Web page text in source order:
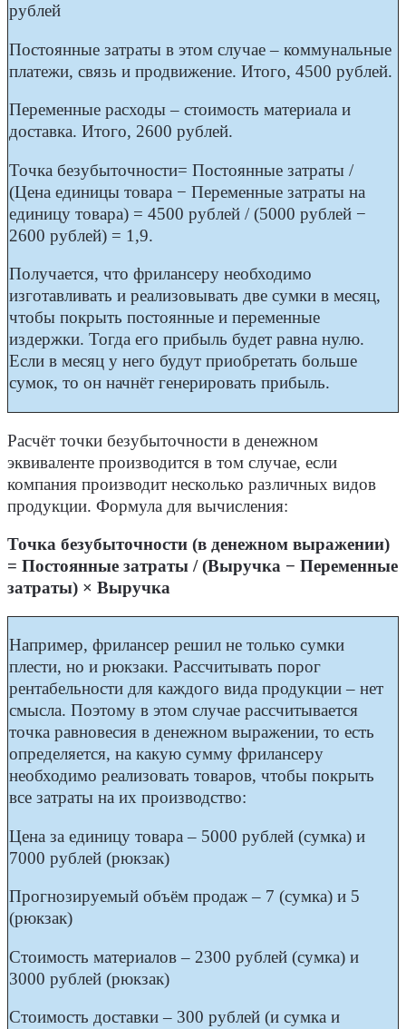
рублей
Постоянные затраты в этом случае – коммунальные
платежи, связь и продвижение. Итого, 4500 рублей.
Переменные расходы – стоимость материала и
доставка. Итого, 2600 рублей.
Точка безубыточности= Постоянные затраты /
(Цена единицы товара − Переменные затраты на
единицу товара) = 4500 рублей / (5000 рублей −
2600 рублей) = 1,9.
Получается, что фрилансеру необходимо
изготавливать и реализовывать две сумки в месяц,
чтобы покрыть постоянные и переменные
издержки. Тогда его прибыль будет равна нулю.
Если в месяц у него будут приобретать больше
сумок, то он начнёт генерировать прибыль.
Расчёт точки безубыточности в денежном
эквиваленте производится в том случае, если
компания производит несколько различных видов
продукции. Формула для вычисления:
Точка безубыточности (в денежном выражении)
= Постоянные затраты / (Выручка − Переменные
затраты) × Выручка
Например, фрилансер решил не только сумки
плести, но и рюкзаки. Рассчитывать порог
рентабельности для каждого вида продукции – нет
смысла. Поэтому в этом случае рассчитывается
точка равновесия в денежном выражении, то есть
определяется, на какую сумму фрилансеру
необходимо реализовать товаров, чтобы покрыть
все затраты на их производство:
Цена за единицу товара – 5000 рублей (сумка) и
7000 рублей (рюкзак)
Прогнозируемый объём продаж – 7 (сумка) и 5
(рюкзак)
Стоимость материалов – 2300 рублей (сумка) и
3000 рублей (рюкзак)
Стоимость доставки – 300 рублей (и сумка и